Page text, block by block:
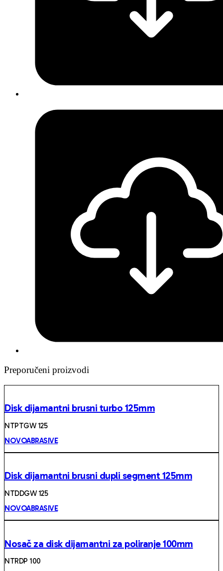
Preporučeni proizvodi
Disk dijamantni brusni turbo 125mm
NTPTGW 125
NOVOABRASIVE
Disk dijamantni brusni dupli segment 125mm
NTDDGW 125
NOVOABRASIVE
Nosač za disk dijamantni za poliranje 100mm
NTRDP 100